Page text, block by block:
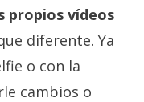
propios vídeos
diferente. Ya
o con la
cambios o